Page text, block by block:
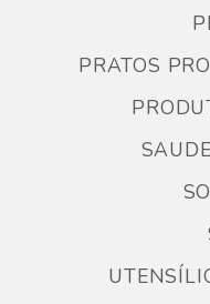
PRATOS